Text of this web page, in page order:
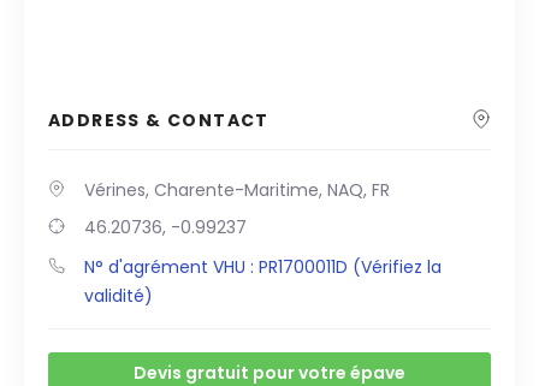
ADDRESS & CONTACT
Vérines, Charente-Maritime, NAQ, FR
46.20736, -0.99237
N° d'agrément VHU : PR1700011D (Vérifiez la
validité)
Devis gratuit pour votre épave